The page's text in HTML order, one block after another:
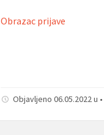
Obrazac prijave
Objavljeno 06.05.2022 u •